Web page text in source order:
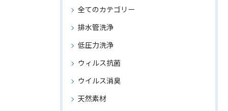
全てのカテゴリー
排水管洗浄
低圧力洗浄
ウィルス抗菌
ウイルス消臭
天然素材